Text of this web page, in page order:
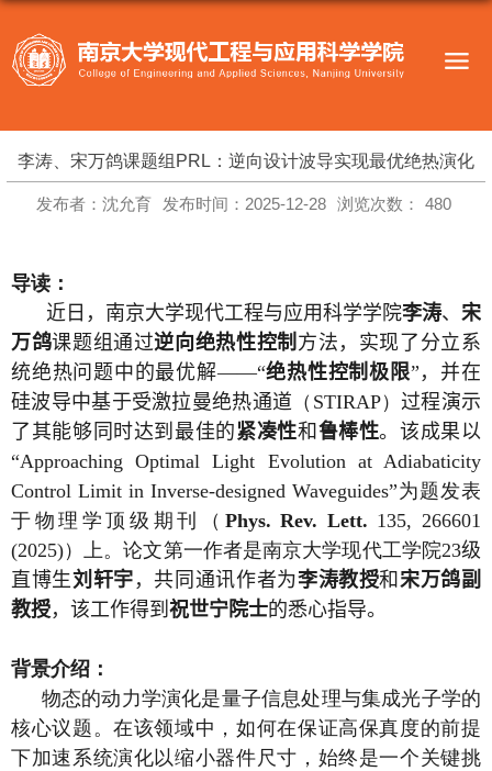
李涛、宋万鸽课题组PRL：逆向设计波导实现最优绝热演化
发布者：沈允育 发布时间：2025-12-28 浏览次数： 480
导读：
近日，南京大学现代工程与应用科学学院李涛、 宋
万鸽课题组通过逆向绝热性控制 方法，实现了分立系
统绝热问题中的最优解——“绝热性控制极限”，并在
硅波导中基于受激拉曼绝热通道 （STIRAP）过程演示
了其能够同时达到最佳的 紧凑性和 鲁棒性。该成果以
“Approaching Optimal Light Evolution at Adiabaticity
Control Limit in Inverse-designed Waveguides”为题发表
于物理学顶级期刊
（ Phys. Rev. Lett. 135, 266601
(2025)）上。论文第一作者是南京大学现代工学院23级
直博生刘轩宇 ，共同通讯作者为李涛教授和宋万鸽副
教授，该工作得到 祝世宁院士的悉心指导。
背景介绍：
物态的动力学演化是量子信息处理与集成光子学的
核心议题。在该领域中，如何在保证高保真度的前提
下加速系统演化以缩小器件尺寸，始终是一个关键挑